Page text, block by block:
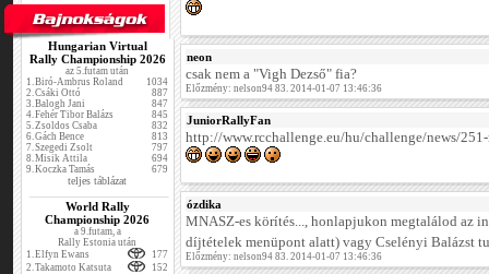
Hungarian Virtual
Rally Championship 2026
az 5.futam után
1.Biró-Ambrus Roland
1034
2.Csáki Ottó
887
3.Balogh Jani
847
4.Fehér Tibor Balázs
845
5.Zsoldos Csaba
832
6.Gách Bence
813
7.Szegedi Zsolt
797
8.Misik Attila
694
9.Koczka Tamás 679
teljes táblázat
World Rally
Championship 2026
a 9.futam, a
Rally Estonia után
1.Elfyn Ewans
177
2.Takamoto Katsuta
152
neon
csak nem a "Vigh Dezső" fia?
Előzmény: nelson94 83. 2014-01-07 13:46:36
JuniorRallyFan
http://www.rcchallenge.eu/hu/challenge/news/
ózdika
MNASZ-es körítés..., honlapjukon megtalálod az
díjtételek menüpont alatt) vagy Cselényi Balázst
Előzmény: nelson94 83. 2014-01-07 13:46:36